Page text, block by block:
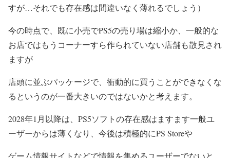
すが…それでも存在感は間違いなく薄れるでしょう）
今の時点で、既に小売でPS5の売り場は縮小か、一般的な
お店ではもうコーナーすら作られていない店舗も散見され
ますが
店頭に並ぶパッケージで、衝動的に買うことができなくな
るというのが一番大きいのではないかと考えます。
2028年1月以降は、PS5ソフトの存在感はますます一般ユ
ーザーからは薄くなり、今後は積極的にPS Storeや
ゲーム情報サイトなどで情報を集めるユーザーでないと、